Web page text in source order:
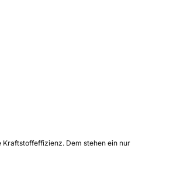
Kraftstoffeffizienz. Dem stehen ein nur